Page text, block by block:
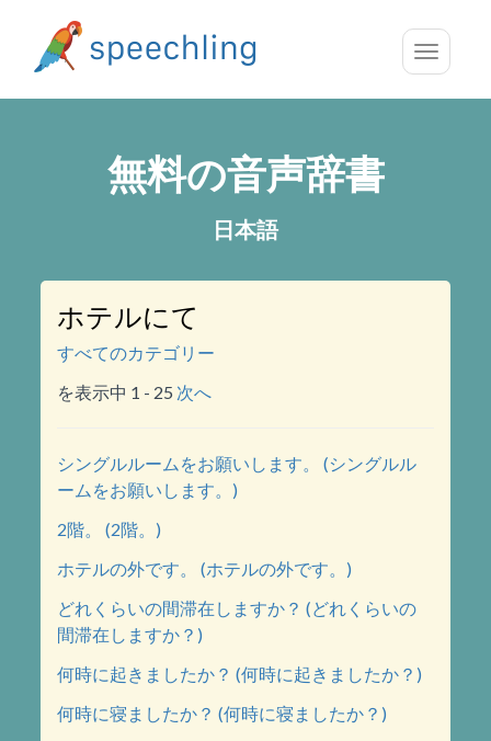
Toggle
無料の音声辞書
日本語
ホテルにて
すべてのカテゴリー
を表示中 1 - 25 次へ
シングルルームをお願いします。 (シングルル
ームをお願いします。)
2階。 (2階。)
ホテルの外です。 (ホテルの外です。)
どれくらいの間滞在しますか？ (どれくらいの
間滞在しますか？)
何時に起きましたか？ (何時に起きましたか？)
何時に寝ましたか？ (何時に寝ましたか？)